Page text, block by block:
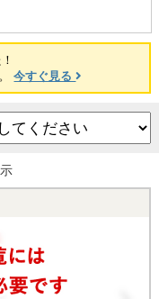
今すぐ見る